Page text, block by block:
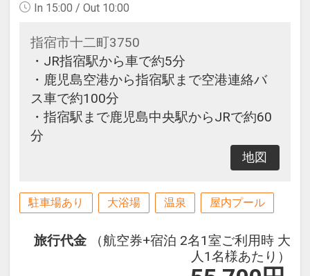
後に現地までご連絡下さいませ。一
部、お料理内容を変更させて頂きま
す。（※但し変更出来ない場合もご
ざいますので予めご了承くださいま
せ。）
【施設使用料（添い寝のお子様）】
ホテル客室利用の際、寝具を利用さ
れず添い寝でのお申込みについて
は、下記施設使用料を別途現地にて
In 15:00 / Out 10:00
指宿市十二町3750
・JR指宿駅から車で約5分
・鹿児島空港から指宿駅まで空港連絡バ
ス車で約100分
・指宿駅まで鹿児島中央駅からJRで約60
分
地図
駐車場あり 大浴場 温泉 屋内プール
旅行代金
（航空券+宿泊 2名1室ご利用時 大
人1名様あたり）